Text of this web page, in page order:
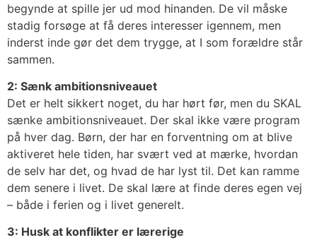
begynde at spille jer ud mod hinanden. De vil måske
stadig forsøge at få deres interesser igennem, men
inderst inde gør det dem trygge, at I som forældre står
sammen.
2: Sænk ambitionsniveauet
Det er helt sikkert noget, du har hørt før, men du SKAL
sænke ambitionsniveauet. Der skal ikke være program
på hver dag. Børn, der har en forventning om at blive
aktiveret hele tiden, har svært ved at mærke, hvordan
de selv har det, og hvad de har lyst til. Det kan ramme
dem senere i livet. De skal lære at finde deres egen vej
– både i ferien og i livet generelt.
3: Husk at konflikter er lærerige